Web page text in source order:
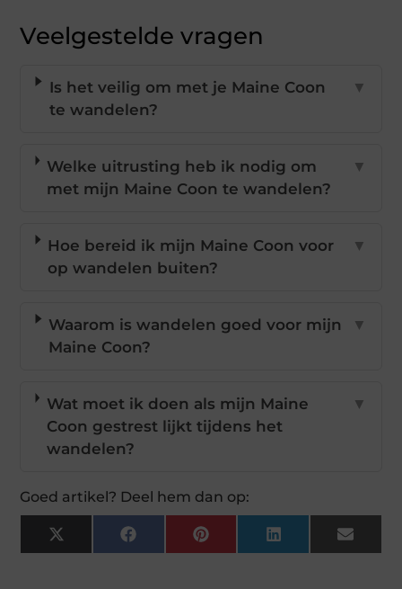
Veelgestelde vragen
Is het veilig om met je Maine Coon
te wandelen?
▼
Welke uitrusting heb ik nodig om
met mijn Maine Coon te wandelen?
▼
Hoe bereid ik mijn Maine Coon voor
op wandelen buiten?
▼
Waarom is wandelen goed voor mijn
Maine Coon?
▼
Wat moet ik doen als mijn Maine
Coon gestrest lijkt tijdens het
wandelen?
▼
Goed artikel? Deel hem dan op:
X
(Twitter)
FacebookPinterestLinkedInEmail